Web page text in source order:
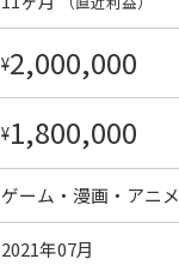
¥2,000,000
¥1,800,000
ゲーム・漫画・アニメ
2021年07月